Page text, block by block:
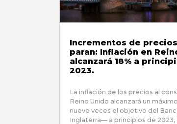
Incrementos de
paran: Inflación en
alcanzará 18% a
2023.
La inflación de los precios al
Reino Unido alcanzará un
nueve veces el objetivo del
Inglaterra— a principios de 2023,